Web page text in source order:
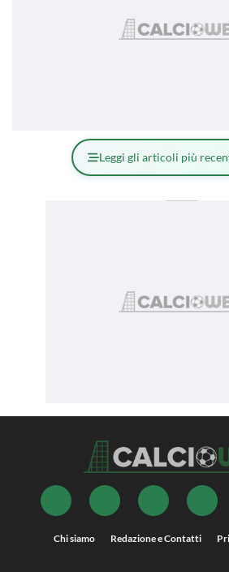
Leggi gli articoli più
Chi siamo Redazione e Contatti